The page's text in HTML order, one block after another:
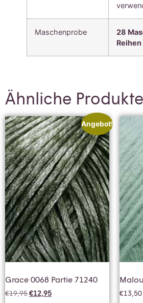
Maschenprobe
28
Reihen
Ähnliche Produkte
Angebot!
Grace 0068 Partie 71240
€19,95€12,95 €13,50